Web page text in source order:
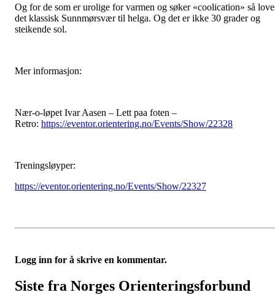
Og for de som er urolige for varmen og søker «coolication» så
det klassisk Sunnmørsvær til helga. Og det er ikke 30 grader og
steikende sol.
Mer informasjon:
Nær-o-løpet Ivar Aasen – Lett paa foten –
Retro: https://eventor.orientering.no/Events/Show/22328
Treningsløyper:
https://eventor.orientering.no/Events/Show/22327
Logg inn for å skrive en kommentar.
Siste fra Norges Orienteringsforbund